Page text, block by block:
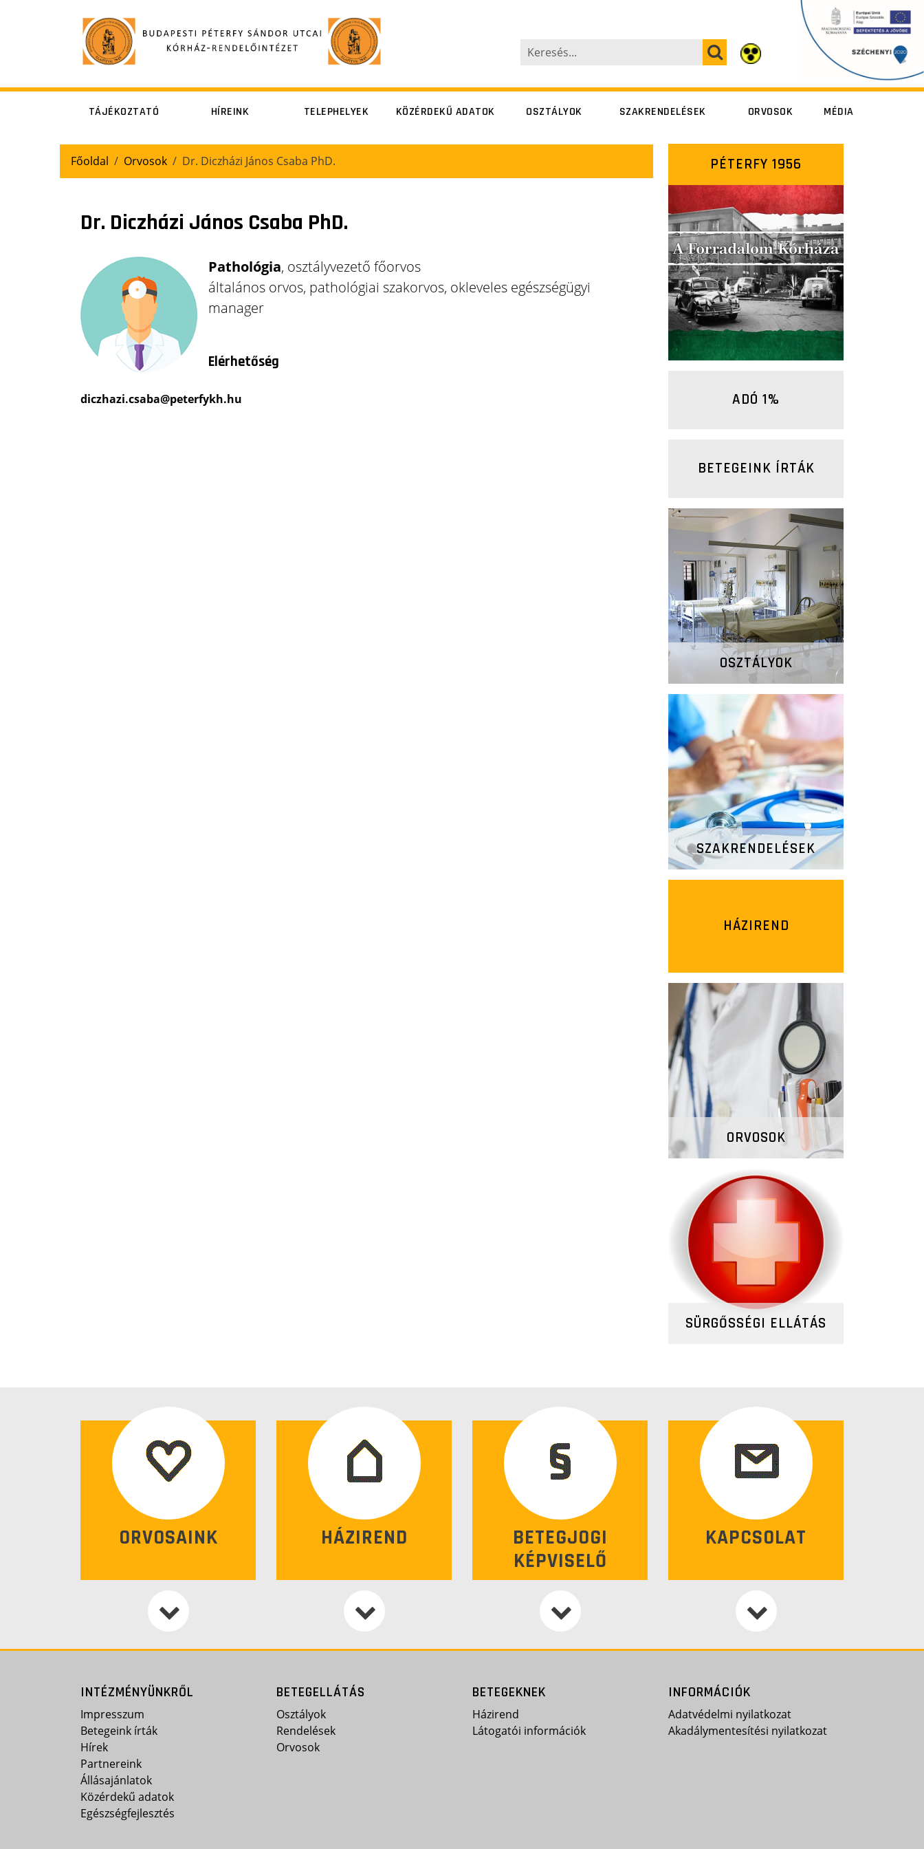
TÁJÉKOZTATÓ
Általános
betegtájékoztató
betegtájékoztatók
Látogatóknak
Orvosi
dokumentáció
másolat kiadása
Elbocsátás a
kórházból
Kapcsolat
HÍREINK
Állásajánlatok
TELEPHELYEK
Péterfy Sándor
utca 8-20.
KÖZÉRDEKŰ ADATOK OSZTÁLYOK
Péterfy Sándor
SZAKRENDELÉSEK
Péterfy Sándor
Alsó erdősor
utca 7.
Szövetség utca
14-16.
Fresenius Medical
Care (dialízis
központok)
ORVOSOK
Péterfy Sándor
utca 8-20.
Alsó erdősor
utca 7.
Szövetség utca
14-16.
MÉDIA
Főoldal Orvosok Dr. Diczházi János Csaba PhD.
Dr. Diczházi János Csaba PhD.
Pathológia, osztályvezető főorvos
általános orvos, pathológiai szakorvos, okleveles egészségügyi
manager
Elérhetőség
diczhazi.csaba@peterfykh.hu
PÉTERFY 1956
ADÓ 1%
BETEGEINK ÍRTÁK
OSZTÁLYOK
SZAKRENDELÉSEK
HÁZIREND
ORVOSOK
SÜRGŐSSÉGI ELLÁTÁS
ORVOSAINK HÁZIREND
BETEGJOGI
KÉPVISELŐ
KAPCSOLAT
INTÉZMÉNYÜNKRŐL
Impresszum
Betegeink írták
Hírek
Partnereink
Állásajánlatok
Közérdekű adatok
Egészségfejlesztés
BETEGELLÁTÁS
Osztályok
Rendelések
Orvosok
BETEGEKNEK
Házirend
Látogatói információk
INFORMÁCIÓK
Adatvédelmi nyilatkozat
Akadálymentesítési nyilatkozat